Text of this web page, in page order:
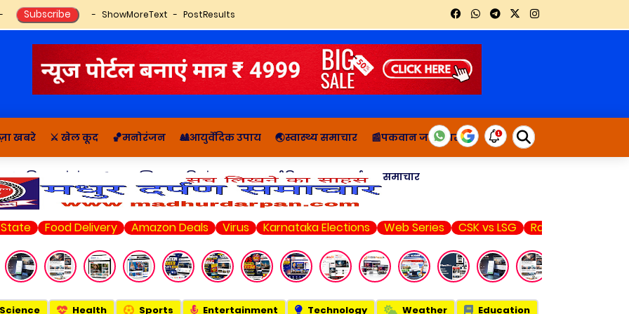
ShowMoreText PostResults
खबरे ⚔️ खेल कूद 🏀मनोरंजन 🎎आयुर्वेदिक उपाय 🌏स्वास्थ्य समाचार 📰पकवान जानकारी
🔬राशिफल, पंचांग 📚आध्यात्मिक कहानियां व ज्ञान राजनीति समाचार दुर्घटना समाचार
Food Delivery Amazon Deals Virus Karnataka Elections Web Series CSK vs LSG Rahul Gandhi
Science Health Sports Entertainment Technology Weather Education